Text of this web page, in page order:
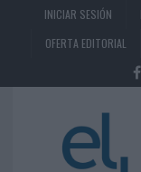
INICIAR SESIÓN
OFERTA EDITORIAL